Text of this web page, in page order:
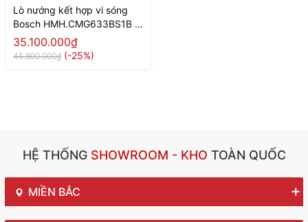
Lò nướng kết hợp vi sóng
Bosch HMH.CMG633BS1B |
Series 8
35.100.000₫
46.800.000₫ (-25%)
HỆ THỐNGSHOWROOM - KHO TOÀN QUỐC
MIỀN BẮC